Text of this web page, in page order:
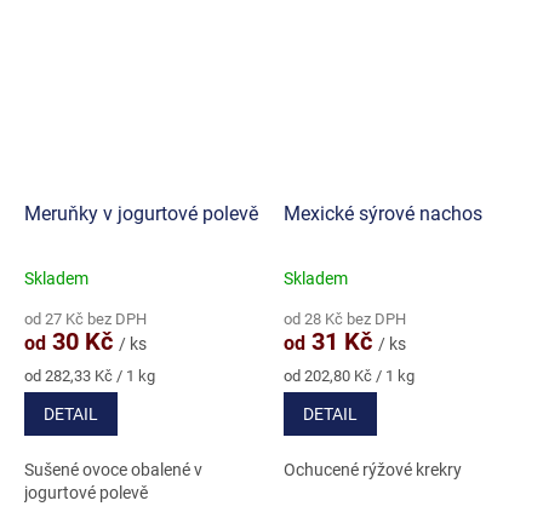
Meruňky v jogurtové polevě
Průměrné
produktu
je
5,0
z
hvězdiček.
Skladem
od 27 Kč bez DPH
od 30 Kč / ks
Měrná
cena:
od 282,33 Kč / 1 kg
DETAIL
Sušené ovoce obalené v
jogurtové polevě
Mexické sýrové nachos
Průměrné
produktu
je
4,5
z
hvězdiček.
Skladem
od 28 Kč bez DPH
od 31 Kč / ks
Měrná
cena:
od 202,80 Kč / 1 kg
DETAIL
Ochucené rýžové krekry